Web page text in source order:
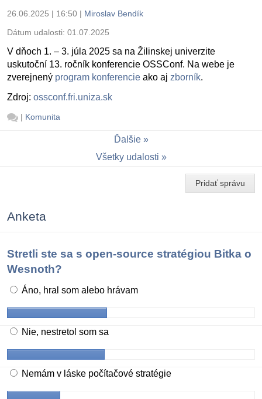
26.06.2025 | 16:50 | Miroslav Bendík
Dátum udalosti: 01.07.2025
V dňoch 1. – 3. júla 2025 sa na Žilinskej univerzite
uskutoční 13. ročník konferencie OSSConf. Na webe je
zverejnený program konferencie ako aj zborník.
Zdroj: ossconf.fri.uniza.sk
| Komunita
Ďalšie
Všetky udalosti
Pridať správu
Anketa
Stretli ste sa s open-source stratégiou Bitka o
Wesnoth?
Áno, hral som alebo hrávam
Nie, nestretol som sa
Nemám v láske počítačové stratégie